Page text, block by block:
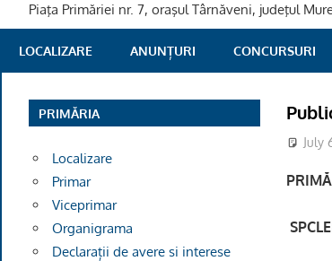
PRIMARIA
TARNAVENI
Piaţa Primăriei nr. 7, oraşul Târnăveni, judeţul
LOCALIZARE ANUNȚURI CONCURSURI
July
PRIMĂRIA
Localizare
Primar
Viceprimar
Organigrama
Declarații de avere si interese